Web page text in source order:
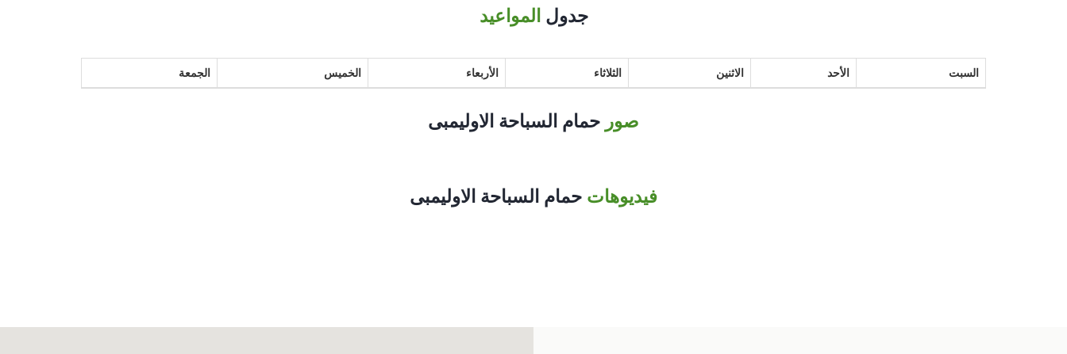
جدول المواعيد
السبت الأحد الاثنين الثلاثاء الأربعاء الخميس الجمعة
صور حمام السباحة الاوليمبى
فيديوهات حمام السباحة الاوليمبى